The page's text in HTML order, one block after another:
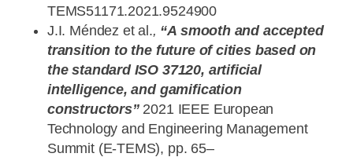
TEMS51171.2021.9524900
J.I. Méndez et al., “A smooth and accepted
transition to the future of cities based on
the standard ISO 37120, artificial
intelligence, and gamification
constructors” 2021 IEEE European
Technology and Engineering Management
Summit (E-TEMS), pp. 65–